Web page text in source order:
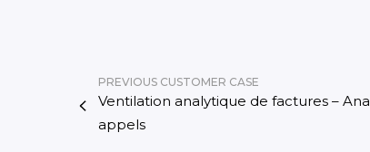
PREVIOUS CUSTOMER CASE
Ventilation analytique de factures –
appels